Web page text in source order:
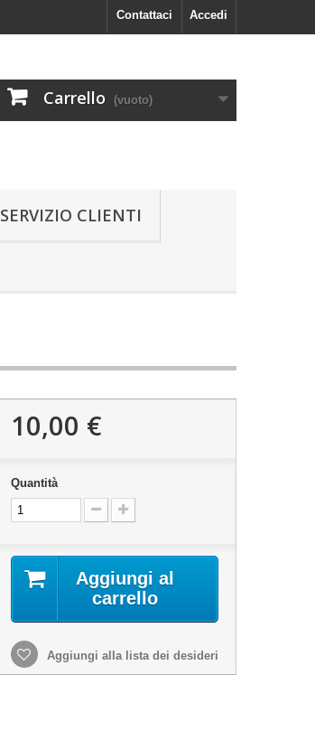
Accedi
Contattaci
Carrello (vuoto)
SERVIZIO CLIENTI
10,00 €
Quantità
Aggiungi al
carrello
Aggiungi alla lista dei desideri